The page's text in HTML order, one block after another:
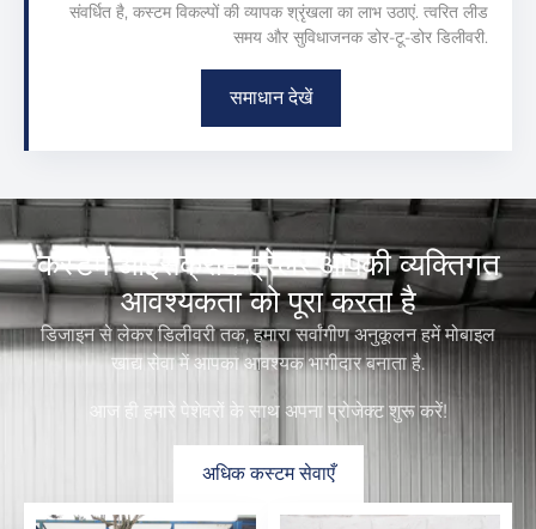
संवर्धित है, कस्टम विकल्पों की व्यापक श्रृंखला का लाभ उठाएं. त्वरित लीड
समय और सुविधाजनक डोर-टू-डोर डिलीवरी.
समाधान देखें
कस्टम आइसक्रीम ट्रेलर आपकी व्यक्तिगत
आवश्यकता को पूरा करता है
डिजाइन से लेकर डिलीवरी तक, हमारा सर्वांगीण अनुकूलन हमें मोबाइल
खाद्य सेवा में आपका आवश्यक भागीदार बनाता है.
आज ही हमारे पेशेवरों के साथ अपना प्रोजेक्ट शुरू करें!
अधिक कस्टम सेवाएँ